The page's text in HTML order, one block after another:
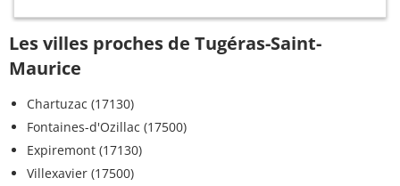
Les villes proches de Tugéras-Saint-
Maurice
Chartuzac (17130)
Fontaines-d'Ozillac (17500)
Expiremont (17130)
Villexavier (17500)